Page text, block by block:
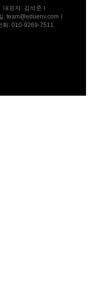
대표자: 김석준
: team@eduenv.com
화: 010-9269-7511